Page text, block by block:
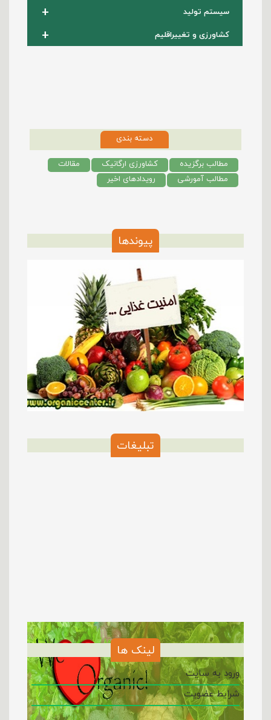
سیستم تولید
+
کشاورزی و تغییراقلیم +
دسته بندی
مطالب برگزیده
کشاورزی ارگانیک
مقالات
مطالب آمورشی
رویدادهای اخیر
پیوندها
تبلیغات
لینک ها
ورود به سایت
شرایط عضویت